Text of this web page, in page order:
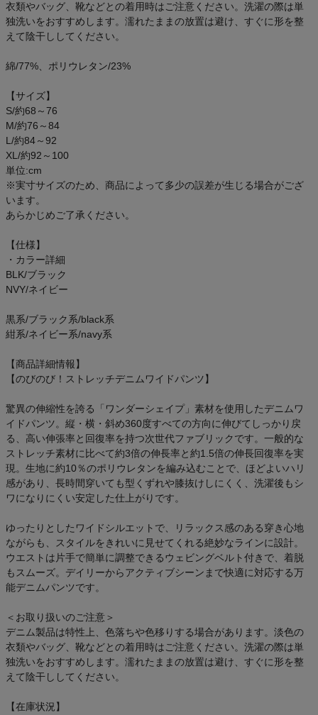
衣類やバッグ、靴などとの着用時はご注意ください。洗濯の際は単
独洗いをおすすめします。濡れたままの放置は避け、すぐに形を整
えて陰干ししてください。
綿/77%、ポリウレタン/23%
【サイズ】
S/約68～76
M/約76～84
L/約84～92
XL/約92～100
単位:cm
※実寸サイズのため、商品によって多少の誤差が生じる場合がござ
います。
あらかじめご了承ください。
【仕様】
・カラー詳細
BLK/ブラック
NVY/ネイビー
黒系/ブラック系/black系
紺系/ネイビー系/navy系
【商品詳細情報】
【のびのび！ストレッチデニムワイドパンツ】
驚異の伸縮性を誇る「ワンダーシェイプ」素材を使用したデニムワ
イドパンツ。縦・横・斜め360度すべての方向に伸びてしっかり戻
る、高い伸張率と回復率を持つ次世代ファブリックです。一般的な
ストレッチ素材に比べて約3倍の伸長率と約1.5倍の伸長回復率を実
現。生地に約10％のポリウレタンを編み込むことで、ほどよいハリ
感があり、長時間穿いても型くずれや膝抜けしにくく、洗濯後もシ
ワになりにくい安定した仕上がりです。
ゆったりとしたワイドシルエットで、リラックス感のある穿き心地
ながらも、スタイルをきれいに見せてくれる絶妙なラインに設計。
ウエストは片手で簡単に調整できるウェビングベルト付きで、着脱
もスムーズ。デイリーからアクティブシーンまで快適に対応する万
能デニムパンツです。
＜お取り扱いのご注意＞
デニム製品は特性上、色落ちや色移りする場合があります。淡色の
衣類やバッグ、靴などとの着用時はご注意ください。洗濯の際は単
独洗いをおすすめします。濡れたままの放置は避け、すぐに形を整
えて陰干ししてください。
【在庫状況】